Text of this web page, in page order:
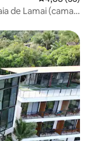
de Lamai (cama